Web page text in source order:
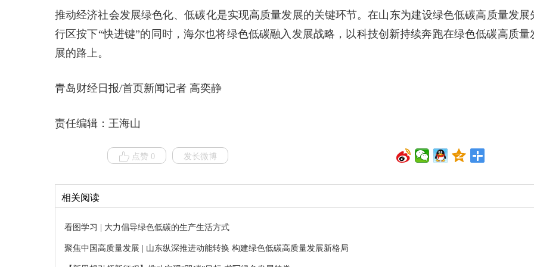
推动经济社会发展绿色化、低碳化是实现高质量发展的关键环节。在山东为建设绿色低碳高质量发展
行区按下“快进键”的同时，海尔也将绿色低碳融入发展战略，以科技创新持续奔跑在绿色低碳高质量
展的路上。
青岛财经日报/首页新闻记者 高奕静
责任编辑：王海山
点赞 0 发长微博
相关阅读
看图学习 | 大力倡导绿色低碳的生产生活方式
聚焦中国高质量发展 | 山东纵深推进动能转换 构建绿色低碳高质量发展新格局